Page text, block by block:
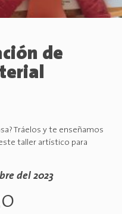
de
Tráelos y te enseñamos
taller artístico para
del 2023